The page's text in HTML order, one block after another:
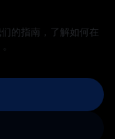
的指南，了解如何在